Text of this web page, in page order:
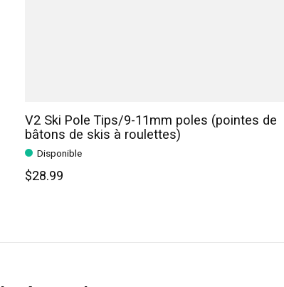
V2 Ski Pole Tips/9-11mm poles (pointes de
bâtons de skis à roulettes)
Disponible
$28.99